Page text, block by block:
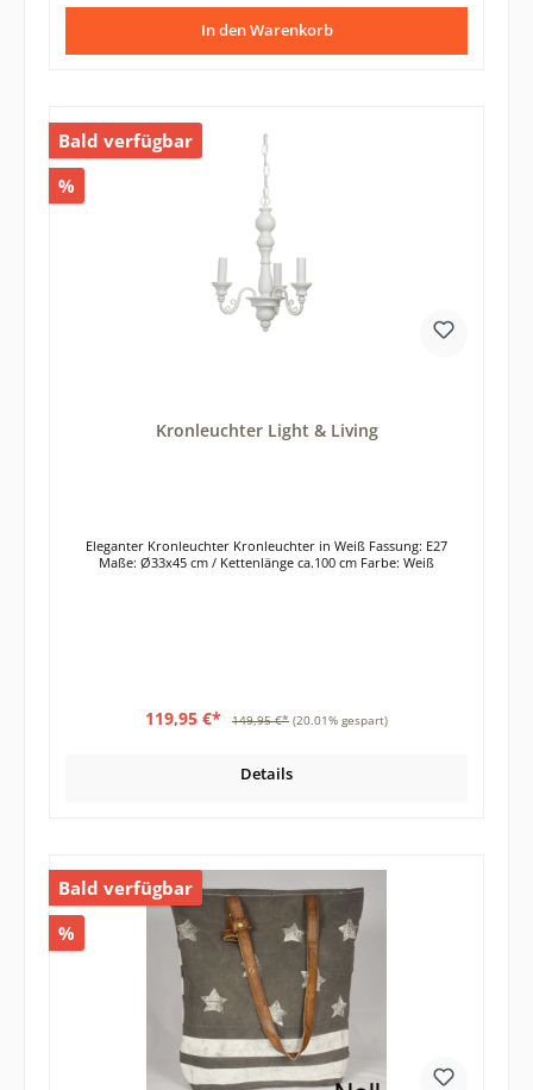
In den Warenkorb
Bald verfügbar
%
Kronleuchter Light & Living
Eleganter Kronleuchter Kronleuchter in Weiß Fassung: E27
Maße: Ø33x45 cm / Kettenlänge ca.100 cm Farbe: Weiß
119,95 €* 149,95 €* (20.01% gespart)
Details
Bald verfügbar
%